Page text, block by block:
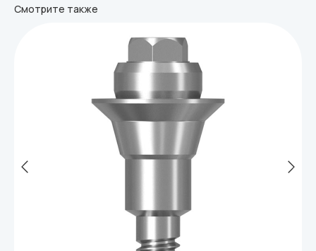
Смотрите также